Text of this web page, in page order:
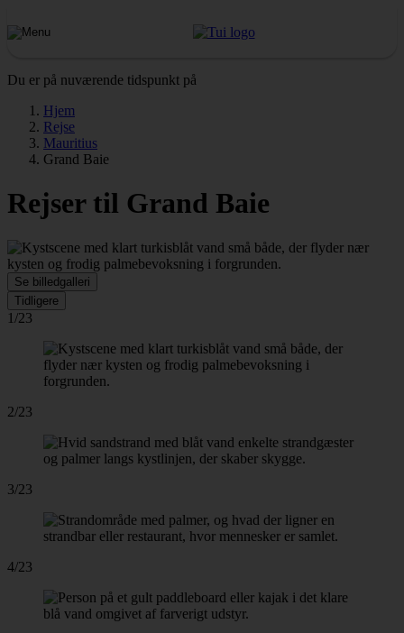
Du er på nuværende tidspunkt på
Hjem
Rejse
Mauritius
Grand Baie
Rejser til Grand Baie
Se billedgalleri
Tidligere
1/23
2/23
3/23
4/23